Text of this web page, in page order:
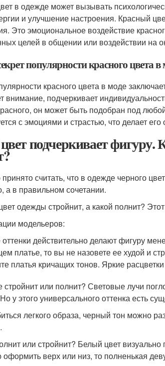
в одежде может вызывать
и улучшение настроения. Красный
Это эмоциональное воздействие
целей в общении или воздействии на
популярности красного цвета в
красного цвета в моде
внимание, подчеркивает
он может быть подобран под
с эмоциями и страстью, что делает
подчеркивает фигуру.
считать, что в одежде черного
а в правильном сочетании.
одежды стройнит, а какой полнит?
модельеров:
действительно делают фигуру
платье, то вы не назовете ее худой и
платья кричащих тонов. Яркие
стройнит или полнит? Световые лучи
у этого универсального оттенка есть
легкого образа, черный тон можно
или стройнит? Белый цвет
оформить верх или низ, то полненькая